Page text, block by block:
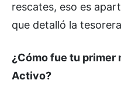
rescates, eso es
que detalló la
¿Cómo fue tu primer
Activo?